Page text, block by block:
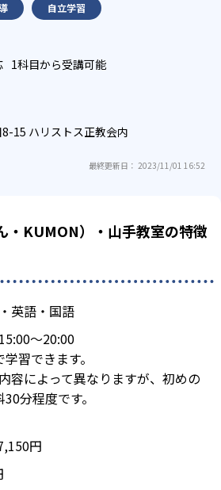
自立学習
1科目から受講可能
15 ハリストス正教会内
最終更新日： 2023/11/01 16:52
・KUMON）・山手教室の特徴
英語・国語
〜20:00
習できます。
容によって異なりますが、初めの
分程度です。
円